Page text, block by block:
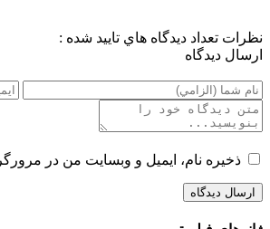
نظرات تعداد ديدگاه هاي تاييد شده :
ارسال ديدگاه
ذخیره نام، ایمیل و وبسایت من در